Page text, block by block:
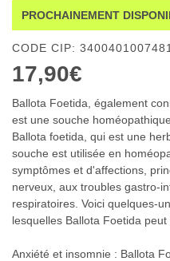
PROCHAINEMENT
CODE CIP: 3400401007481
17,90€
Ballota Foetida, également
est une souche
Ballota foetida, qui est une
souche est utilisée en
symptômes et d'affections,
nerveux, aux troubles gastro-
respiratoires. Voici quelques-
lesquelles Ballota Foetida
Anxiété et insomnie : Ballota